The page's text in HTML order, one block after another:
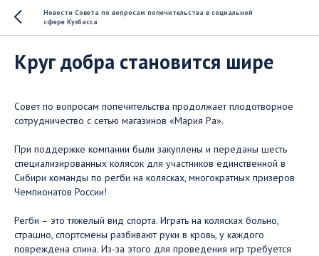
Новости Совета по вопросам попечительства в социальной
сфере Кузбасса
Круг добра становится шире
Совет по вопросам попечительства продолжает плодотворное
сотрудничество с сетью магазинов «Мария Ра».
При поддержке компании были закуплены и переданы шесть
специализированных колясок для участников единственной в
Сибири команды по регби на колясках, многократных призеров
Чемпионатов России!
Регби – это тяжелый вид спорта. Играть на колясках больно,
страшно, спортсмены разбивают руки в кровь, у каждого
повреждена спина. Из-за этого для проведения игр требуется